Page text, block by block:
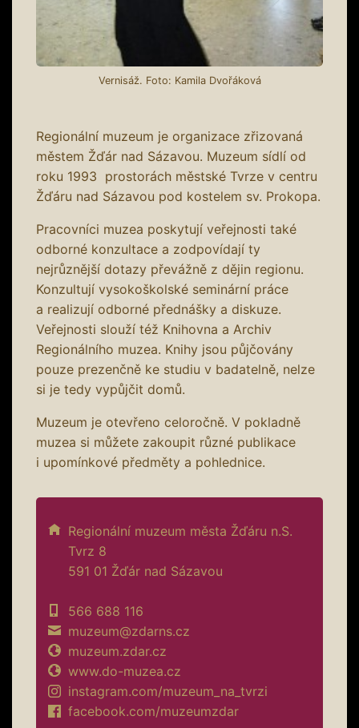
Vernisáž. Foto: Kamila Dvořáková
Regionální muzeum je organizace zřizovaná
městem Žďár nad Sázavou. Muzeum sídlí od
roku 1993 prostorách městské Tvrze v centru
Žďáru nad Sázavou pod kostelem sv. Prokopa.
Pracovníci muzea poskytují veřejnosti také
odborné konzultace a zodpovídají ty
nejrůznější dotazy převážně z dějin regionu.
Konzultují vysokoškolské seminární práce
a realizují odborné přednášky a diskuze.
Veřejnosti slouží též Knihovna a Archiv
Regionálního muzea. Knihy jsou půjčovány
pouze prezenčně ke studiu v badatelně, nelze
si je tedy vypůjčit domů.
Muzeum je otevřeno celoročně. V pokladně
muzea si můžete zakoupit různé publikace
i upomínkové předměty a pohlednice.
Regionální muzeum města Žďáru n.S.
Tvrz 8
591 01 Žďár nad Sázavou
566 688 116
muzeum@zdarns.cz
muzeum.zdar.cz
www.do-muzea.cz
instagram.com/muzeum_na_tvrzi
facebook.com/muzeumzdar